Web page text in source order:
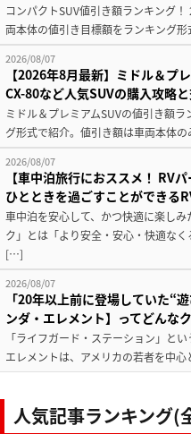
コンパクトSUV値引き額ランキング
両本体の値引き目標額をランキング
2026/08/07
【2026年8月最新】ミドル＆プ
CX-80など人気SUVの購入攻略
ミドル＆プレミアムSUVの値引き額
グ形式で紹介。値引き額は車両本体
2026/08/07
【車中泊旅行におススメ！ RV
ひとときを過ごすことができる
車中泊を安心して、かつ快適に楽し
ク」とは「より安全・安心・快適な
[…]
2026/08/07
「20年以上前に登場していた
ンダ・エレメント】ってどんな
「ライフガード・ステーション」と
エレメントは、アメリカの若者を中
人気記事ランキング(